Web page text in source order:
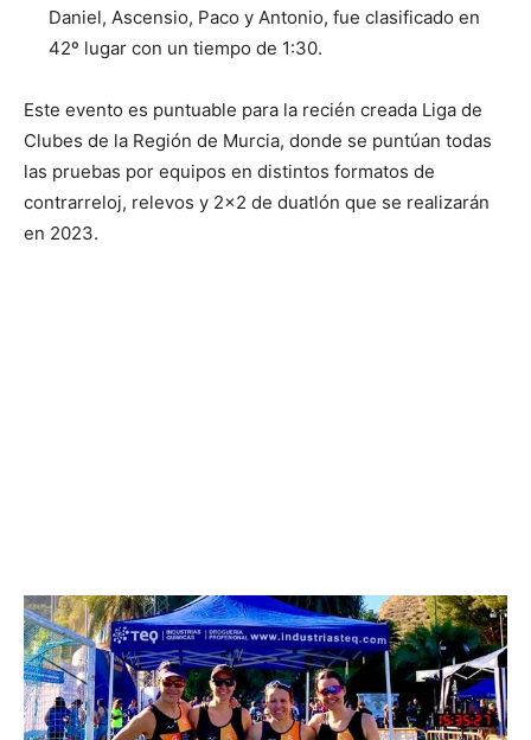
Daniel, Ascensio, Paco y Antonio, fue clasificado en
42º lugar con un tiempo de 1:30.
Este evento es puntuable para la recién creada Liga de
Clubes de la Región de Murcia, donde se puntúan todas
las pruebas por equipos en distintos formatos de
contrarreloj, relevos y 2×2 de duatlón que se realizarán
en 2023.